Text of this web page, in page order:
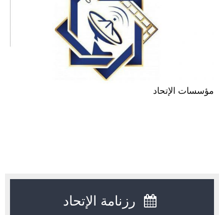
مؤسسات الإتحاد
رزنامة الإتحاد